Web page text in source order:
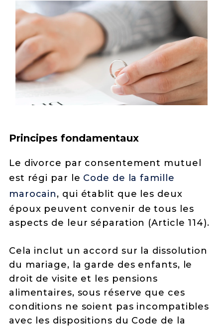
Principes fondamentaux
Le divorce par consentement mutuel
est régi par le Code de la famille
marocain, qui établit que les deux
époux peuvent convenir de tous les
aspects de leur séparation (Article 114).
Cela inclut un accord sur la dissolution
du mariage, la garde des enfants, le
droit de visite et les pensions
alimentaires, sous réserve que ces
conditions ne soient pas incompatibles
avec les dispositions du Code de la